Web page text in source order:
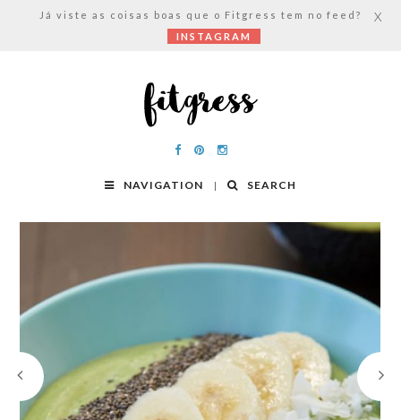
NAVIGATION SEARCH
Já viste as coisas boas que o Fitgress tem no feed?
INSTAGRAM
X